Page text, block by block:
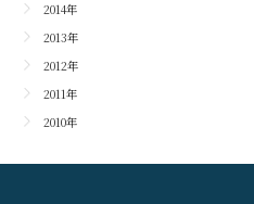
2014年
2013年
2012年
2011年
2010年